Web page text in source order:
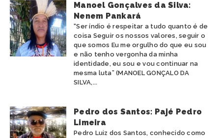
Manoel Gonçalves da Silva:
Nenem Pankará
“Ser índio é respeitar a tudo quanto é de
coisa Seguir os nossos valores, seguir o
que somos Eu me orgulho do que eu sou
e não tenho vergonha da minha
identidade, eu sou e vou continuar na
mesma luta” (MANOEL GONÇALO DA
SILVA,...
Pedro dos Santos: Pajé Pedro
Limeira
Pedro Luiz dos Santos, conhecido como